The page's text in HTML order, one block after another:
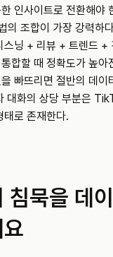
인사이트로 전환해야
의 조합이 가장 강력하
스닝 + 리뷰 + 트렌드 +
합할 때 정확도가 높아
빠뜨리면 절반의 데이
대화의 상당 부분은
태로 존재한다.
침묵을 데